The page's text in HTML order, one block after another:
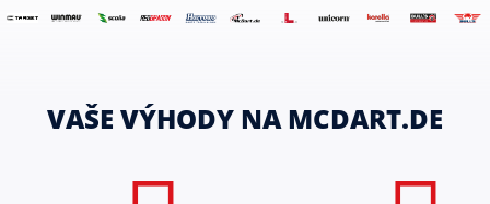
VAŠE VÝHODY NA MCDART.DE